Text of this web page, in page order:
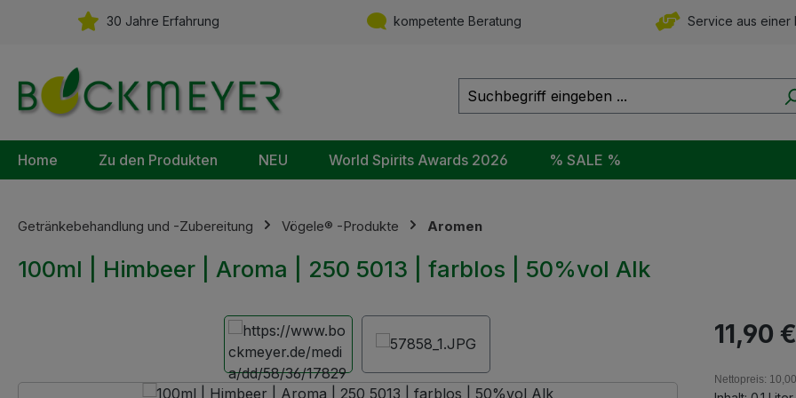
Hauptinhalt springen
Zur Suche springen
Zur Hauptnavigation springen
30 Jahre Erfahrung kompetente Beratung Service aus einer
Home Zu den Produkten NEU World Spirits Awards 2026 % SALE %
Getränkebehandlung und -Zubereitung Vögele® -Produkte Aromen
100ml | Himbeer | Aroma | 250 5013 | farblos | 50%vol Alk
Regulärer
11,90 €
Nettopreis: